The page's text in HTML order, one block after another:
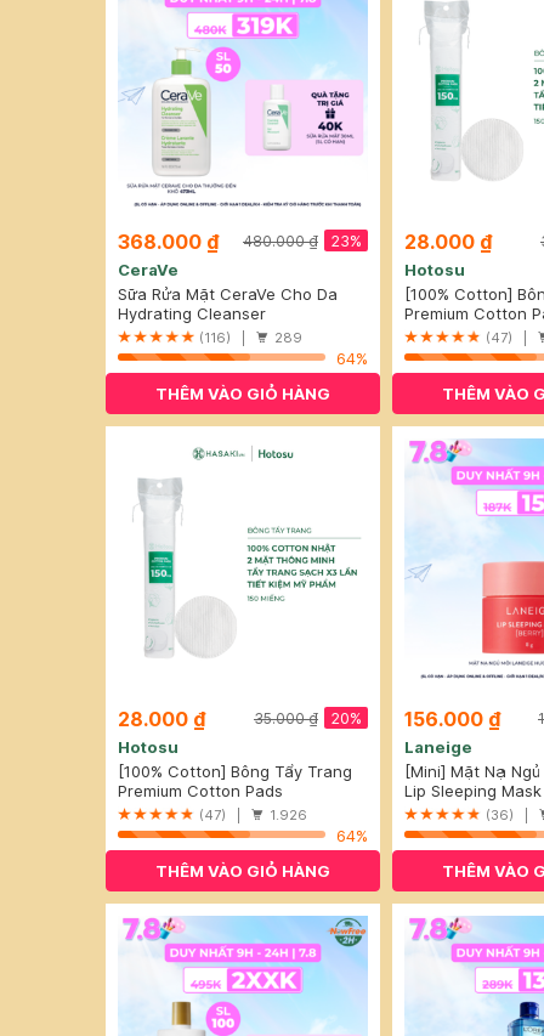
368.000 ₫ 23%
480.000 ₫
CeraVe
Sữa Rửa Mặt CeraVe Cho Da
Thường Đến Khô 473ml
Hydrating Cleanser
(116) | 289
64%
THÊM VÀO GIỎ HÀNG
28.000 ₫
Hotosu
[100% Cotton]
Hotosu Cao Cấp
Premium Cotton
(47) |
THÊM VÀO
28.000 ₫ 20%
35.000 ₫
Hotosu
[100% Cotton] Bông Tẩy Trang
Hotosu Cao Cấp 150 Miếng
Premium Cotton Pads
(47) | 1.926
64%
THÊM VÀO GIỎ HÀNG
156.000 ₫
Laneige
[Mini] Mặt Nạ
Hương Quả Mọng
Lip Sleeping
(36) |
THÊM VÀO